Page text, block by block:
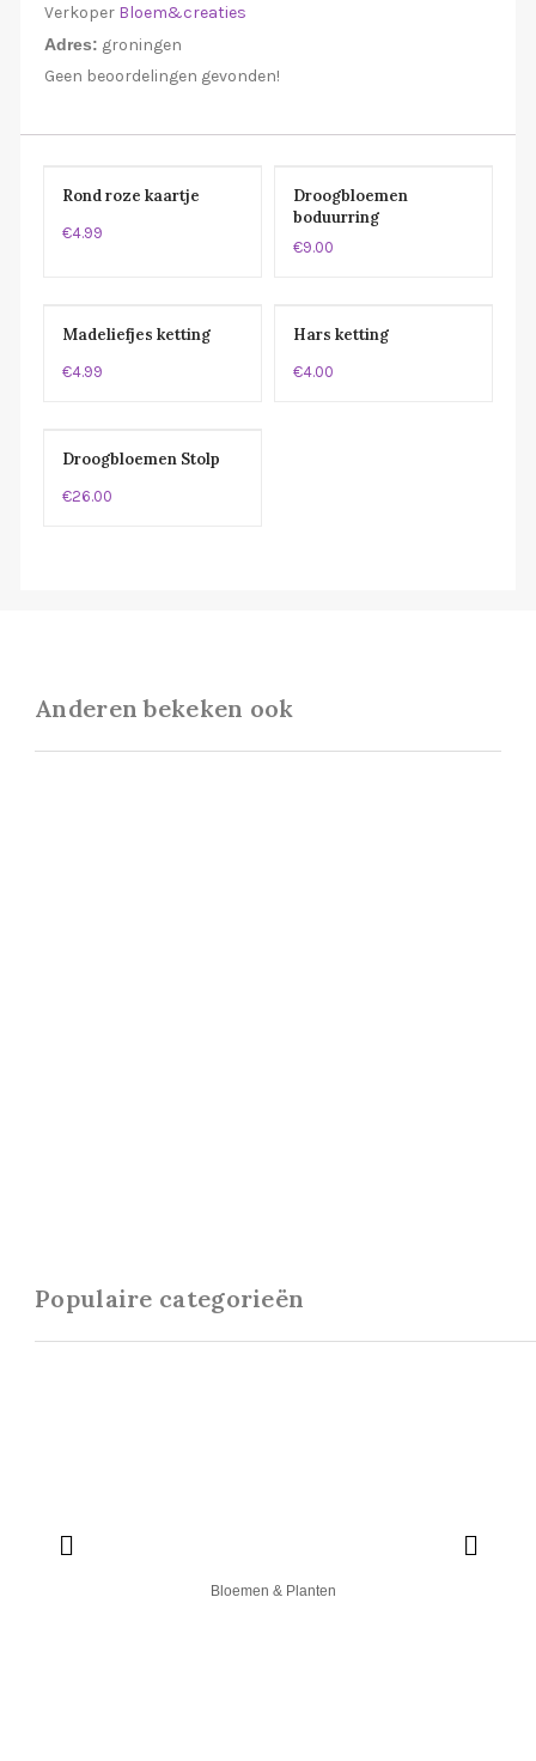
Verkoper Bloem&creaties
Adres: groningen
Geen beoordelingen gevonden!
Rond roze kaartje
€4.99
Droogbloemen
boduurring
€9.00
Madeliefjes ketting
€4.99
Hars ketting
€4.00
Droogbloemen Stolp
€26.00
Anderen bekeken ook
Populaire categorieën
Bloemen & Planten